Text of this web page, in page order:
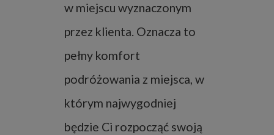
w miejscu wyznaczonym
przez klienta. Oznacza to
pełny komfort
podróżowania z miejsca, w
którym najwygodniej
będzie Ci rozpocząć swoją